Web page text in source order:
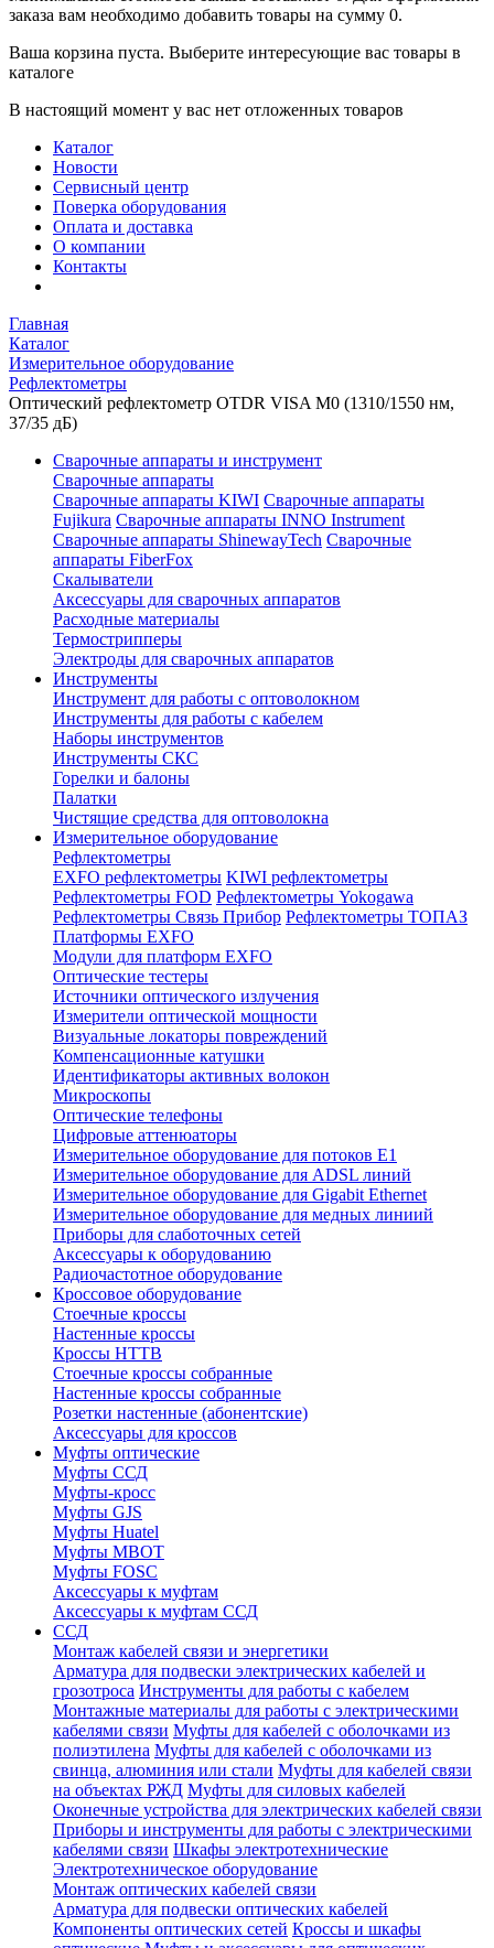
заказа вам необходимо добавить товары на сумму 0.
Ваша корзина пуста. Выберите интересующие вас товары в
каталоге
В настоящий момент у вас нет отложенных товаров
Каталог
Новости
Сервисный центр
Поверка оборудования
Оплата и доставка
О компании
Контакты
Главная
Каталог
Измерительное оборудование
Рефлектометры
Оптический рефлектометр OTDR VISA М0 (1310/1550 нм,
37/35 дБ)
Сварочные аппараты и инструмент
Сварочные аппараты
Сварочные аппараты KIWI Сварочные аппараты
Fujikura Сварочные аппараты INNO Instrument
Сварочные аппараты ShinewayTech Cварочные
аппараты FiberFox
Скалыватели
Аксессуары для сварочных аппаратов
Расходные материалы
Термострипперы
Электроды для сварочных аппаратов
Инструменты
Инструмент для работы с оптоволокном
Инструменты для работы с кабелем
Наборы инструментов
Инструменты СКС
Горелки и балоны
Палатки
Чистящие средства для оптоволокна
Измерительное оборудование
Рефлектометры
EXFO рефлектометры KIWI рефлектометры
Рефлектометры FOD Рефлектометры Yokogawa
Рефлектометры Связь Прибор Рефлектометры ТОПАЗ
Платформы EXFO
Модули для платформ EXFO
Оптические тестеры
Источники оптического излучения
Измерители оптической мощности
Визуальные локаторы повреждений
Компенсационные катушки
Идентификаторы активных волокон
Микроскопы
Оптические телефоны
Цифровые аттенюаторы
Измерительное оборудование для потоков Е1
Измерительное оборудование для ADSL линий
Измерительное оборудование для Gigabit Ethernet
Измерительное оборудование для медных линиий
Приборы для слаботочных сетей
Аксессуары к оборудованию
Радиочастотное оборудование
Кроссовое оборудование
Стоечные кроссы
Настенные кроссы
Кроссы HTTB
Стоечные кроссы собранные
Настенные кроссы собранные
Розетки настенные (абонентские)
Аксессуары для кроссов
Муфты оптические
Муфты ССД
Муфты-кросс
Муфты GJS
Муфты Huatel
Муфты МВОТ
Муфты FOSC
Аксессуары к муфтам
Аксессуары к муфтам ССД
ССД
Монтаж кабелей связи и энергетики
Арматура для подвески электрических кабелей и
грозотроса Инструменты для работы с кабелем
Монтажные материалы для работы с электрическими
кабелями связи Муфты для кабелей с оболочками из
полиэтилена Муфты для кабелей с оболочками из
свинца, алюминия или стали Муфты для кабелей связи
на объектах РЖД Муфты для силовых кабелей
Оконечные устройства для электрических кабелей связи
Приборы и инструменты для работы с электрическими
кабелями связи Шкафы электротехнические
Электротехническое оборудование
Монтаж оптических кабелей связи
Арматура для подвески оптических кабелей
Компоненты оптических сетей Кроссы и шкафы